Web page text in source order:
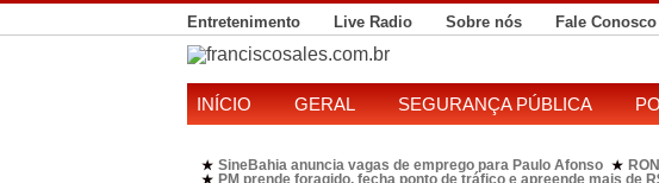
Entretenimento Live Radio Sobre nós Fale Conosco
INÍCIO GERAL SEGURANÇA PÚBLICA
★ SineBahia anuncia vagas de emprego para Paulo Afonso ★
★ PM prende foragido, fecha ponto de tráfico e apreende mais de